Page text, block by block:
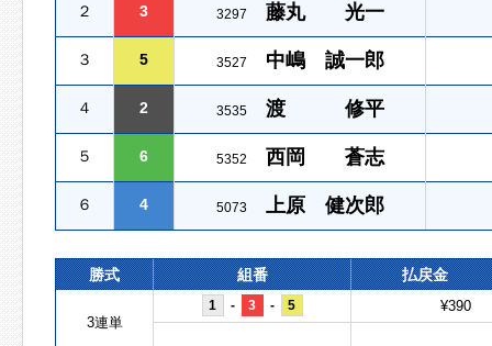
２ 3 3297 藤丸 光一
３ 5 3527 中嶋 誠一郎
４ 2 3535 渡 修平
５ 6 5352 西岡 蒼志
６ 4 5073 上原 健次郎
勝式 組番 払戻金
3連単
1 - 3 - 5 ¥390